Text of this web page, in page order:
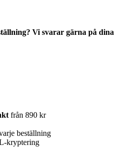
Vi svarar gärna på dina
från 890 kr
beställning
kryptering